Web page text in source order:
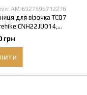
AM-6927595712276
для візочка ТС07
CNH22JU014,
грн